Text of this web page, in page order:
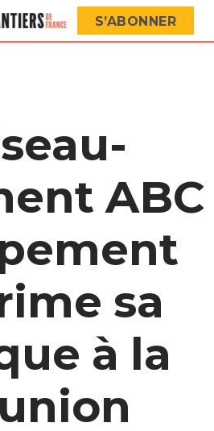
S’ABONNER
ABC
sa
à la